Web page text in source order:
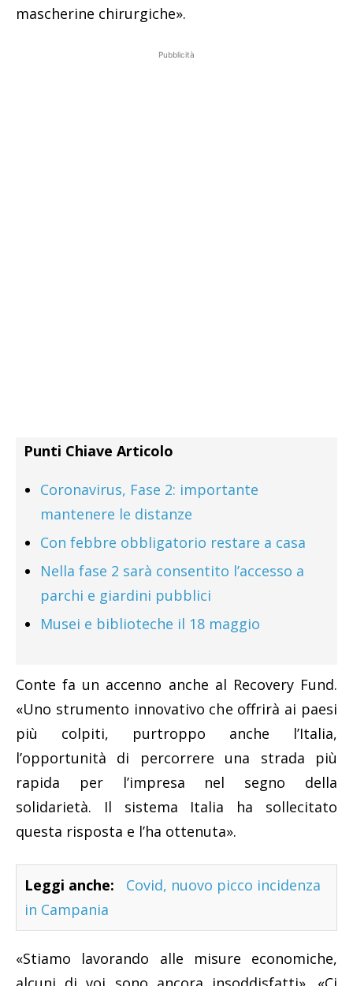
mascherine chirurgiche».
Pubblicità
Punti Chiave Articolo
Coronavirus, Fase 2: importante
mantenere le distanze
Con febbre obbligatorio restare a casa
Nella fase 2 sarà consentito l’accesso a
parchi e giardini pubblici
Musei e biblioteche il 18 maggio
Conte fa un accenno anche al Recovery Fund.
«Uno strumento innovativo che offrirà ai paesi
più colpiti, purtroppo anche l’Italia,
l’opportunità di percorrere una strada più
rapida per l’impresa nel segno della
solidarietà. Il sistema Italia ha sollecitato
questa risposta e l’ha ottenuta».
Leggi anche:
Covid, nuovo picco incidenza
in Campania
«Stiamo lavorando alle misure economiche,